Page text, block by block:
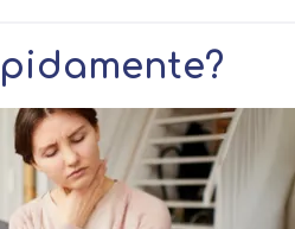
Personal no